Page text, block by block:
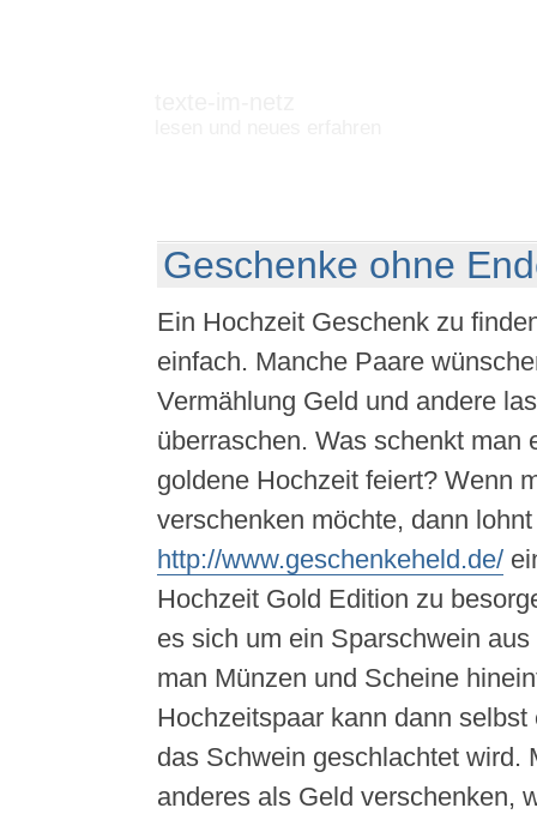
Geschenke ohne
Ein Hochzeit Geschenk zu
einfach. Manche Paare
Vermählung Geld und andere
überraschen. Was schenkt man
goldene Hochzeit feiert? Wenn
verschenken möchte, dann
http://www.geschenkeheld.de/
Hochzeit Gold Edition zu
es sich um ein Sparschwein
man Münzen und Scheine
Hochzeitspaar kann dann
das Schwein geschlachtet wird.
anderes als Geld verschenken,